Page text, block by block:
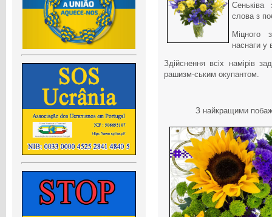
слова з
Міцного
наснаги у
Здійснення всіх намірів
рашизм-ським окупантом.
З найкращими